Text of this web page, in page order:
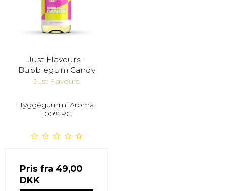
Just Flavours -
Bubblegum Candy
Just Flavours
Tyggegummi Aroma
100%PG
Pris fra 49,00
DKK